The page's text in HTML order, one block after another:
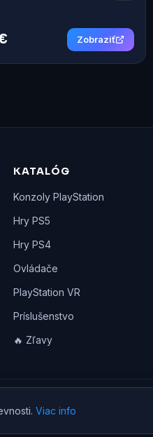
Viac info
Zobraziť
KATALÓG
Konzoly PlayStation
Hry PS5
Hry PS4
Ovládače
PlayStation VR
Príslušenstvo
🔥 Zľavy
PlayStation je ochranná